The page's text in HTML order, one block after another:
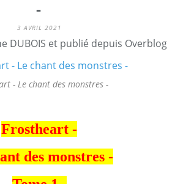
-
3 AVRIL 2021
DUBOIS et publié depuis Overblog
- Le chant des monstres -
Frostheart -
des monstres -